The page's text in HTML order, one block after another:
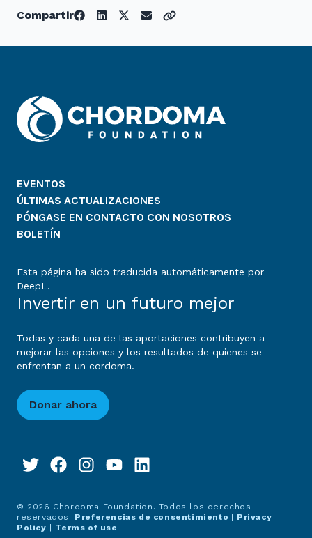
Compartir
EVENTOS
ÚLTIMAS ACTUALIZACIONES
PÓNGASE EN CONTACTO CON NOSOTROS
BOLETÍN
Esta página ha sido traducida automáticamente por
DeepL.
Invertir en un futuro mejor
Todas y cada una de las aportaciones contribuyen a
mejorar las opciones y los resultados de quienes se
enfrentan a un cordoma.
Donar ahora
© 2026 Chordoma Foundation. Todos los derechos
reservados. Preferencias de consentimiento
Privacy
Policy
Terms of use